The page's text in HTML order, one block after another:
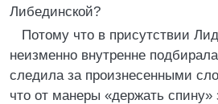
Либединской?
Потому что в присутствии
неизменно внутренне
следила за произнесенными
что от манеры «держать спину»